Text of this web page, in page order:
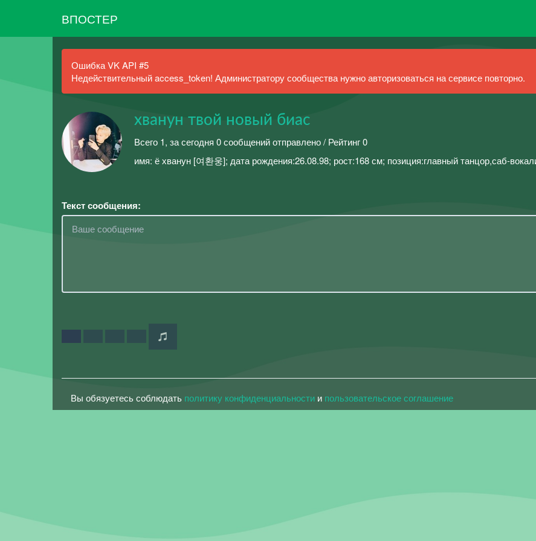
ВПОСТЕР
Ошибка VK API #5
Недействительный access_token! Администратору сообщества нужно авторизоваться на сервисе повторно.
хванун твой новый биас
Всего 1, за сегодня 0 сообщений отправлено / Рейтинг 0
имя: ё хванун [여환웅]; дата рождения:26.08.98; рост:168 см; позиция:главный танцор,саб-
Текст сообщения:
Вы обязуетесь соблюдать политику конфиденциальности и пользовательское соглашение